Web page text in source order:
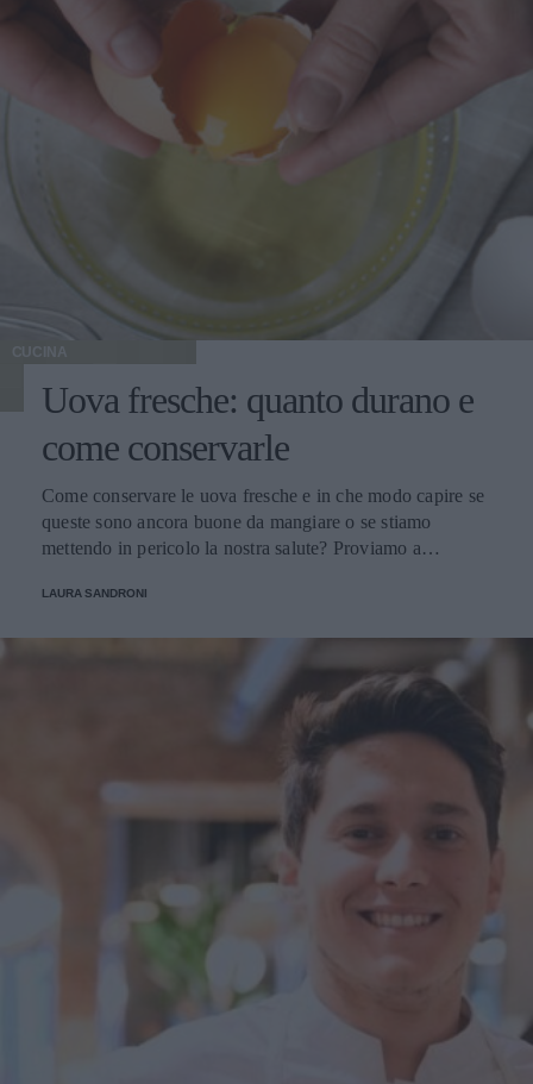
CUCINA
Uova fresche: quanto durano e
come conservarle
Come conservare le uova fresche e in che modo capire se
queste sono ancora buone da mangiare o se stiamo
mettendo in pericolo la nostra salute? Proviamo a
LAURA SANDRONI